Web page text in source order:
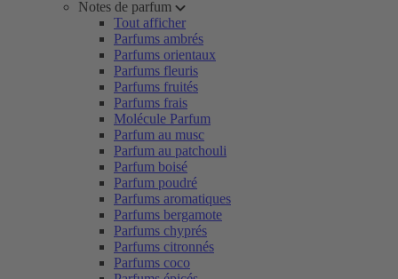
Notes de parfum
Tout afficher
Parfums ambrés
Parfums orientaux
Parfums fleuris
Parfums fruités
Parfums frais
Molécule Parfum
Parfum au musc
Parfum au patchouli
Parfum boisé
Parfum poudré
Parfums aromatiques
Parfums bergamote
Parfums chyprés
Parfums citronnés
Parfums coco